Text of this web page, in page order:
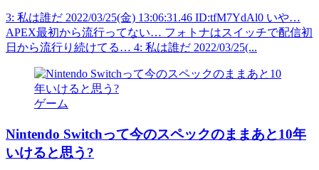
3: 私は誰だ 2022/03/25(金) 13:06:31.46 ID:tfM7YdAl0 いや…
APEX最初から流行ってない… フォトナはスイッチで配信初
日から流行り続けてる… 4: 私は誰だ 2022/03/25(...
ゲーム
Nintendo Switchって今のスペックのままあと10年
いけると思う?